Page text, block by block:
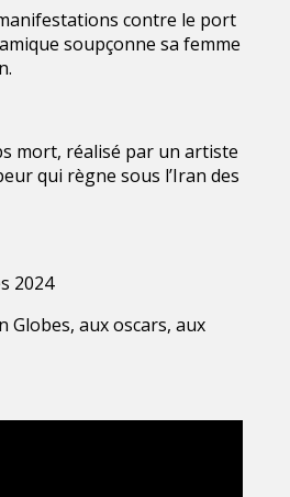
contre le port
soupçonne sa femme
mort, réalisé par un artiste
qui règne sous l’Iran des
2024
aux oscars, aux